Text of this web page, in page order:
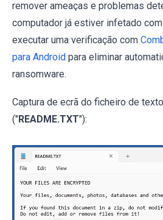
remover ameaças e problemas
computador já estiver infetado
executar uma verificação com
para Android para eliminar
ransomware.
Captura de ecrã do ficheiro de
("README.TXT"):